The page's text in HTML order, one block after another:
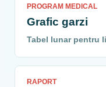
PROGRAM MEDICAL
Grafic garzi
Tabel lunar pentru
RAPORT